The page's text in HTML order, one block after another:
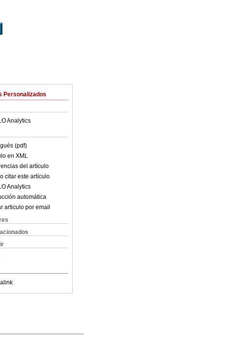
Personalizados
Analytics
(pdf)
en XML
del artículo
citar este artículo
Analytics
automática
articulo por email